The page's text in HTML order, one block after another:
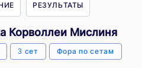
РЕЗУЛЬТАТЫ
Корволлеи Мислиня
3 сет Фора по сетам